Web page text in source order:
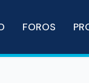
FOROS